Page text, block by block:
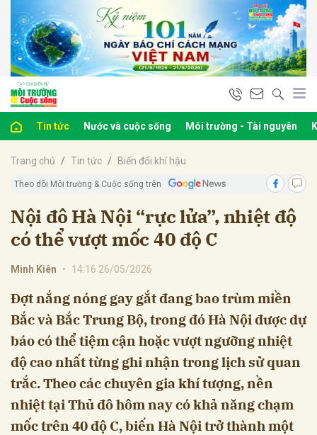
Tin tức Nước và cuộc sống Môi trường - Tài nguyên
Trang chủ Tin tức Biến đổi khí hậu
Theo dõi Môi trường & Cuộc sống trên
Nội đô Hà Nội “rực lửa”, nhiệt độ
có thể vượt mốc 40 độ C
Minh Kiên • 14:16 26/05/2026
Đợt nắng nóng gay gắt đang bao trùm miền
Bắc và Bắc Trung Bộ, trong đó Hà Nội được dự
báo có thể tiệm cận hoặc vượt ngưỡng nhiệt
độ cao nhất từng ghi nhận trong lịch sử quan
trắc. Theo các chuyên gia khí tượng, nền
nhiệt tại Thủ đô hôm nay có khả năng chạm
mốc trên 40 độ C, biến Hà Nội trở thành một
luận